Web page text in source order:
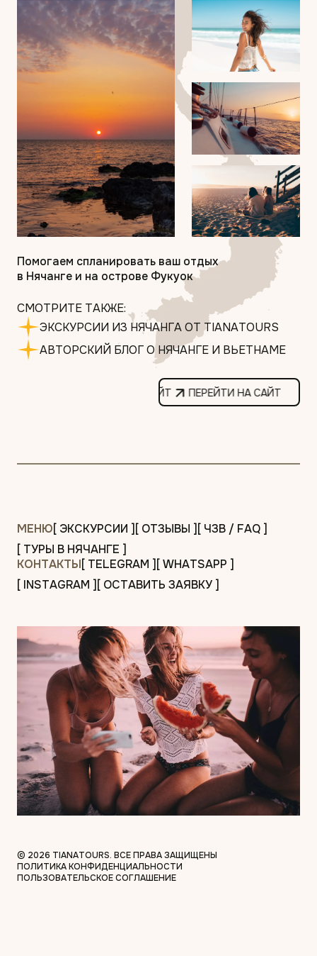
Помогаем спланировать ваш отдых
в Нячанге и на острове Фукуок
СМОТРИТЕ ТАКЖЕ:
ЭКСКУРСИИ ИЗ НЯЧАНГА ОТ TIANATOURS
АВТОРСКИЙ БЛОГ О НЯЧАНГЕ И ВЬЕТНАМЕ
ПЕРЕЙТИ НА САЙТ
МЕНЮ[ ЭКСКУРСИИ ] [ ОТЗЫВЫ ] [ ЧЗВ / FAQ ]
[ ТУРЫ В НЯЧАНГЕ ]
КОНТАКТЫ[ TELEGRAM ] [ WHATSAPP ]
[ INSTAGRAM ] [ ОСТАВИТЬ ЗАЯВКУ ]
© 2026 TIANATOURS. ВСЕ ПРАВА ЗАЩИЩЕНЫ
ПОЛИТИКА КОНФИДЕНЦИАЛЬНОСТИ
ПОЛЬЗОВАТЕЛЬСКОЕ СОГЛАШЕНИЕ